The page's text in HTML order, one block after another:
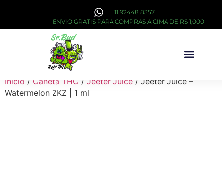
11 92448 8357
ENVIO GRATIS PARA COMPRAS A CIMA DE R$ 1,000
Início / Caneta THC / Jeeter Juice / Jeeter Juice –
Watermelon ZKZ | 1 ml